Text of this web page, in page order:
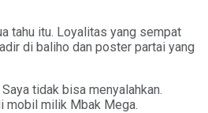
tahu itu. Loyalitas yang sempat
di baliho dan poster partai yang
tidak bisa menyalahkan.
mobil milik Mbak Mega.